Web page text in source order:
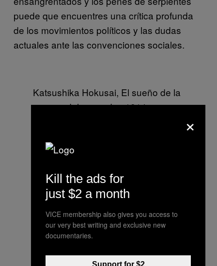
puede que encuentres una crítica profunda
de los movimientos políticos y las dudas
actuales ante las convenciones sociales.
Katsushika Hokusai, El sueño de la
esposa del pescador, 1814
Tsukioka Yoshitoshi, Eimei
Toshio Saeki, Nodakagawa, 1977
×
Kill the ads for
just $2 a month
VICE membership also gives you access to
our very best writing and exclusive new
documentaries.
Support for $2